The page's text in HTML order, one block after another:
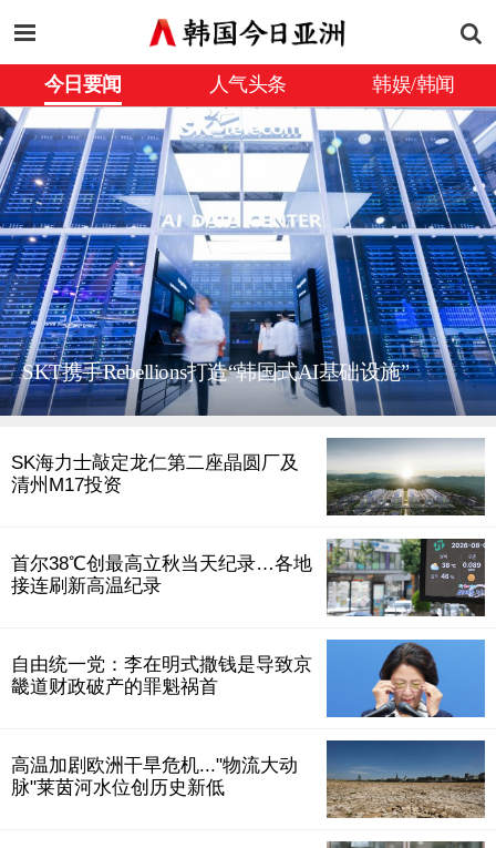
今日要闻 人气头条 韩娱/韩闻
SKT携手Rebellions打造“韩国式AI基础设施”
SK海力士敲定龙仁第二座晶圆厂及
清州M17投资
首尔38℃创最高立秋当天纪录…各地
接连刷新高温纪录
自由统一党：李在明式撒钱是导致京
畿道财政破产的罪魁祸首
高温加剧欧洲干旱危机..."物流大动
脉"莱茵河水位创历史新低